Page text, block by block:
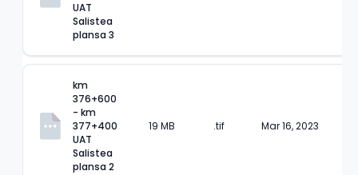
UAT
Salistea
plansa 3
km
376+600
- km
377+400
UAT
Salistea
plansa 2
19 MB .tif Mar 16, 2023